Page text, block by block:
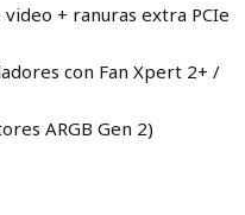
+ ranuras extra PCIe
con Fan Xpert 2+ /
ARGB Gen 2)